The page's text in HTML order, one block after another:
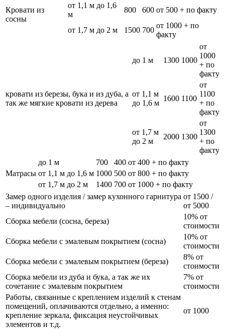
Кровати из
сосны
от 1,1 м до 1,6
м
800 600 от 500 + по факту
от 1,7 м до 2 м 1500 700
от 1000 + по
факту
кровати из березы, бука и из дуба, а
так же мягкие кровати из дерева
до 1 м 1300 1000
от
1000
+ по
факту
от 1,1 м
до 1,6 м
1600 1100
от
1100
+ по
факту
от 1,7 м
до 2 м
2000 1300
от
1300
+ по
факту
Матрасы
до 1 м 700 400 от 400 + по факту
от 1,1 м до 1,6 м 1000 500 от 800 + по факту
от 1,7 м до 2 м
1400 700 от 1000 + по факту
Замер одного изделия / замер кухонного гарнитура
– индивидуально
от 1500 /
от 5000
Сборка мебели (сосна, береза)
10% от
стоимости
Сборка мебели с эмалевым покрытием (сосна)
10% от
стоимости
Сборка мебели с эмалевым покрытием (береза)
8% от
стоимости
Сборка мебели из дуба и бука, а так же их
сочетание с эмалевым покрытием
7% от
стоимости
Работы, связанные с креплением изделий к стенам
помещений, оплачиваются отдельно, а именно:
крепление зеркала, фиксация неустойчивых
элементов и т.д.
от 1000